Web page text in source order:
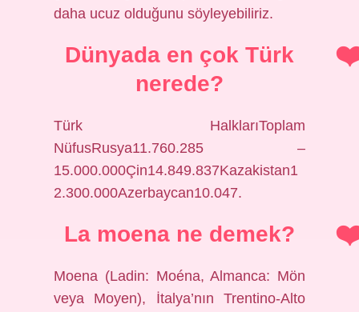
daha ucuz olduğunu söyleyebiliriz.
Dünyada en çok Türk
nerede?
Türk HalklarıToplam
NüfusRusya11.760.285 –
15.000.000Çin14.849.837Kazakistan1
2.300.000Azerbaycan10.047.
La moena ne demek?
Moena (Ladin: Moéna, Almanca: Mön
veya Moyen), İtalya’nın Trentino-Alto